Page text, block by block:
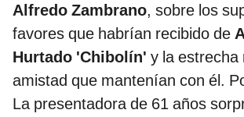
Alfredo Zambrano, sobre los
favores que habrían recibido de
Hurtado 'Chibolín' y la estrecha
amistad que mantenían con él.
La presentadora de 61 años